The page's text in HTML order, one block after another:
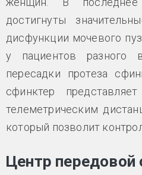
достигнуты
дисфункции мочевого
у пациентов разного
пересадки протеза
сфинктер
телеметрическим
который позволит
Центр передовой